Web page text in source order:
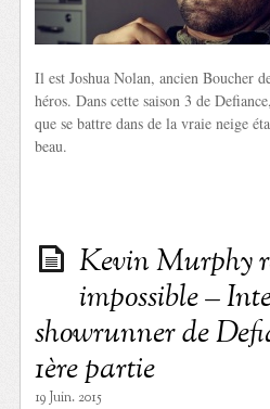
Il est Joshua Nolan, ancien Boucher
héros. Dans cette saison 3 de
que se battre dans de la vraie neige
beau.
Kevin Murphy
impossible –
showrunner de
1ère partie
19 Juin. 2015